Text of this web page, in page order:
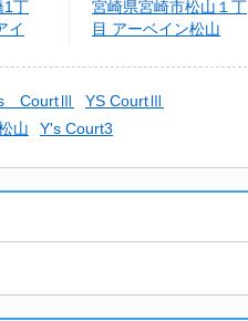
1丁
イ
宮崎県宮崎市松山１丁
目 アーベイン松山
CourtⅢ
YS CourtⅢ
山
Y's Court3